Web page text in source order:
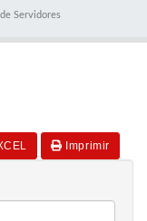
de Servidores
Imprimir